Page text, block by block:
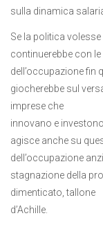
sulla dinamica
Se la politica
continuerebbe con
dell’occupazione fin
giocherebbe sul
imprese che
innovano e
agisce anche su
dell’occupazione
stagnazione della
dimenticato, tallone
d’Achille.